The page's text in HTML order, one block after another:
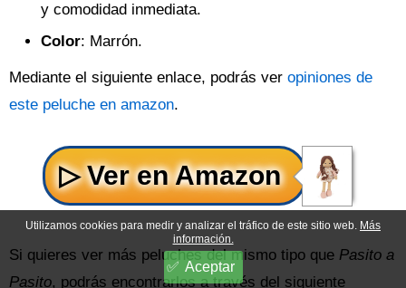
y comodidad inmediata.
Color: Marrón.
Mediante el siguiente enlace, podrás ver opiniones de
este peluche en amazon.
Si quieres ver más peluches del mismo tipo que Pasito a
Pasito, podrás encontrarlos a través del siguiente
Utilizamos cookies para medir y analizar el tráfico de este sitio web. Más
información.
Aceptar